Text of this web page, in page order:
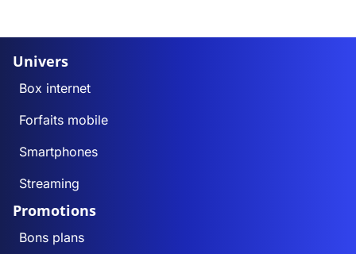
Univers
Box internet
Forfaits mobile
Smartphones
Streaming
Promotions
Bons plans